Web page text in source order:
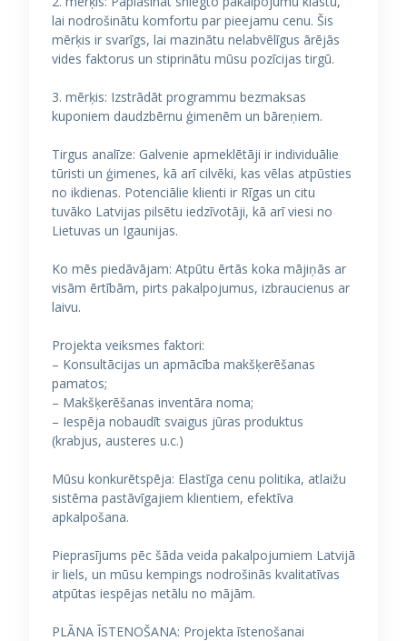
lai nodrošinātu komfortu par pieejamu cenu. Šis
mērķis ir svarīgs, lai mazinātu nelabvēlīgus ārējās
vides faktorus un stiprinātu mūsu pozīcijas tirgū.
3. mērķis: Izstrādāt programmu bezmaksas
kuponiem daudzbērnu ģimenēm un bāreņiem.
Tirgus analīze: Galvenie apmeklētāji ir individuālie
tūristi un ģimenes, kā arī cilvēki, kas vēlas atpūsties
no ikdienas. Potenciālie klienti ir Rīgas un citu
tuvāko Latvijas pilsētu iedzīvotāji, kā arī viesi no
Lietuvas un Igaunijas.
Ko mēs piedāvājam: Atpūtu ērtās koka mājiņās ar
visām ērtībām, pirts pakalpojumus, izbraucienus ar
laivu.
Projekta veiksmes faktori:
– Konsultācijas un apmācība makšķerēšanas
pamatos;
– Makšķerēšanas inventāra noma;
– Iespēja nobaudīt svaigus jūras produktus
(krabjus, austeres u.c.)
Mūsu konkurētspēja: Elastīga cenu politika, atlaižu
sistēma pastāvīgajiem klientiem, efektīva
apkalpošana.
Pieprasījums pēc šāda veida pakalpojumiem Latvijā
ir liels, un mūsu kempings nodrošinās kvalitatīvas
atpūtas iespējas netālu no mājām.
PLĀNA ĪSTENOŠANA: Projekta īstenošanai